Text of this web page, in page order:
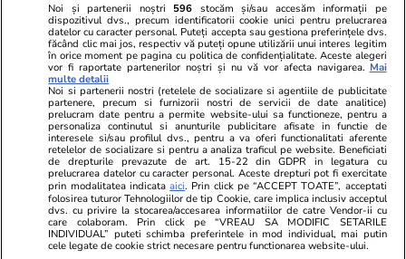
Viva.ro
"Nici acum nu îi știu bine. Nu îi știu familia".
A tăcut luni întregi, dar acum Gina Matache a
spus adevărul despre relația cu ginerele ei,
Radu Siffr...
Unica.ro
Nu și ei! S-au
căsnicie! Cei doi
secret. Nimeni
motiv al
Noi și partenerii noștri 596 stocăm și/sau accesăm informații pe
dispozitivul dvs., precum identificatorii cookie unici pentru prelucrarea
datelor cu caracter personal. Puteți accepta sau gestiona preferințele dvs.
făcând clic mai jos, respectiv vă puteți opune utilizării unui interes legitim
în orice moment pe pagina cu politica de confidențialitate. Aceste alegeri
vor fi raportate partenerilor noștri și nu vă vor afecta navigarea. Mai
multe detalii
Noi si partenerii nostri (retelele de socializare si agentiile de publicitate
partenere, precum si furnizorii nostri de servicii de date analitice)
prelucram date pentru a permite website-ului sa functioneze, pentru a
personaliza continutul si anunturile publicitare afisate in functie de
interesele si/sau profilul dvs., pentru a va oferi functionalitati aferente
retelelor de socializare si pentru a analiza traficul pe website. Beneficiati
de drepturile prevazute de art. 15-22 din GDPR in legatura cu
prelucrarea datelor cu caracter personal. Aceste drepturi pot fi exercitate
prin modalitatea indicataaici. Prin click pe “ACCEPT TOATE”, acceptati
folosirea tuturor Tehnologiilor de tip Cookie, care implica inclusiv acceptul
dvs. cu privire la stocarea/accesarea informatiilor de catre Vendor-ii cu
care colaboram. Prin click pe “VREAU SA MODIFIC SETARILE
INDIVIDUAL” puteti schimba preferintele in mod individual, mai putin
cele legate de cookie strict necesare pentru functionarea website-ului.